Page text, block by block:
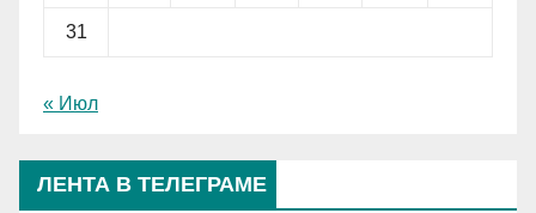
31
« Июл
ЛЕНТА В ТЕЛЕГРАМЕ